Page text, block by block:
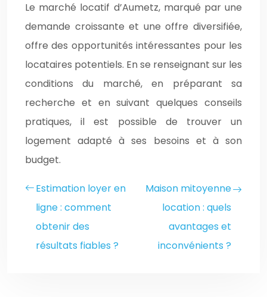
Le marché locatif d’Aumetz, marqué par une
demande croissante et une offre diversifiée,
offre des opportunités intéressantes pour les
locataires potentiels. En se renseignant sur les
conditions du marché, en préparant sa
recherche et en suivant quelques conseils
pratiques, il est possible de trouver un
logement adapté à ses besoins et à son
budget.
Estimation loyer en
ligne : comment
obtenir des
résultats fiables ?
Maison mitoyenne
location : quels
avantages et
inconvénients ?